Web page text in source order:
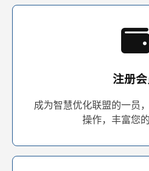
注册会
成为智慧优化联盟的一员
操作，丰富您